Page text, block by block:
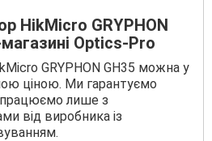
HikMicro GRYPHON
Optics-Pro
GRYPHON GH35 можна у
ціною. Ми гарантуємо
лише з
від виробника із